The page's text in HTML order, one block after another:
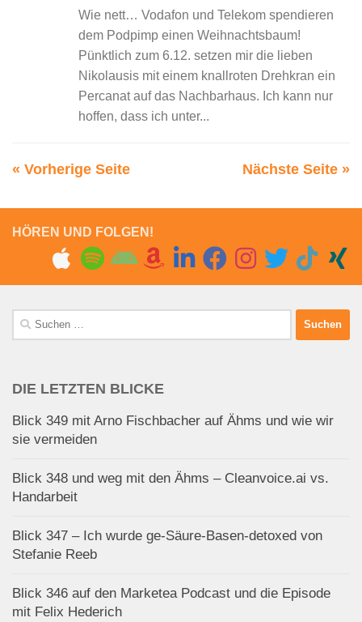
Wie nett… Vodafon und Telekom spendieren
dem Podpimp einen Weihnachtsbaum!
Pünktlich zum 6.12. setzen mir die lieben
Nikolausis mit einem knallroten Drehkran ein
Percanat auf das Nachbarhaus. Ich kann nur
hoffen, dass ich unter...
« Vorherige Seite Nächste Seite »
HÖREN UND FOLGEN!
Suchen
nach:
DIE LETZTEN BLICKE
Blick 349 mit Arno Fischbacher auf Ähms und wie wir
sie vermeiden
Blick 348 und weg mit den Ähms – Cleanvoice.ai vs.
Handarbeit
Blick 347 – Ich wurde ge-Säure-Basen-detoxed von
Stefanie Reeb
Blick 346 auf den Marketea Podcast und die Episode
mit Felix Hederich